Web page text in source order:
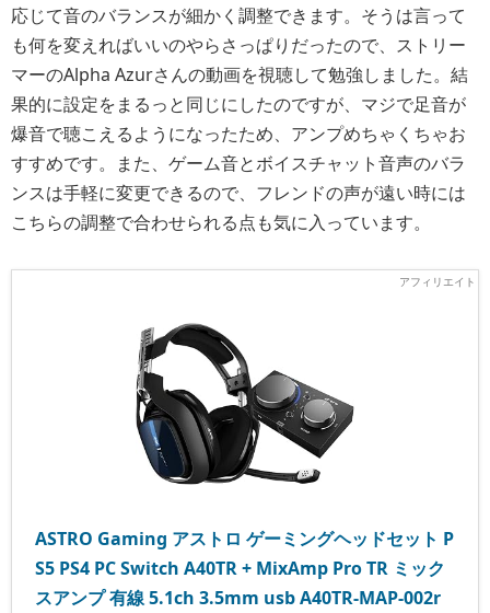
応じて音のバランスが細かく調整できます。そうは言って
も何を変えればいいのやらさっぱりだったので、ストリー
マーのAlpha Azurさんの動画を視聴して勉強しました。結
果的に設定をまるっと同じにしたのですが、マジで足音が
爆音で聴こえるようになったため、アンプめちゃくちゃお
すすめです。また、ゲーム音とボイスチャット音声のバラ
ンスは手軽に変更できるので、フレンドの声が遠い時には
こちらの調整で合わせられる点も気に入っています。
ASTRO Gaming アストロ ゲーミングヘッドセット P
S5 PS4 PC Switch A40TR + MixAmp Pro TR ミック
スアンプ 有線 5.1ch 3.5mm usb A40TR-MAP-002r